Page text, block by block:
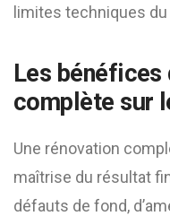
limites techniques
Les bénéfices
complète sur
Une rénovation
maîtrise du résultat
défauts de fond,